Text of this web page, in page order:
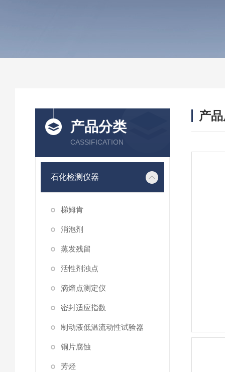
产品分类
CASSIFICATION
石化检测仪器
梯姆肯
消泡剂
蒸发残留
活性剂浊点
滴熔点测定仪
密封适应指数
制动液低温流动性试验器
铜片腐蚀
芳烃
产